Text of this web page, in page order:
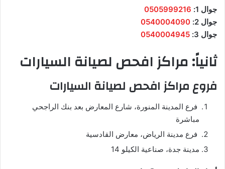
جوال 1:
0505999216
جوال 2:
0540004090
جوال 3:
0540004945
ثانياً: مراكز افحص لصيانة السيارات
فروع مراكز افحص لصيانة السيارات
فرع المدينة المنورة، شارع المعارض بعد بنك الراجحي
مباشرة
فرع مدينة الرياض، معارض القادسية
مدينة جدة، صناعية الكيلو 14